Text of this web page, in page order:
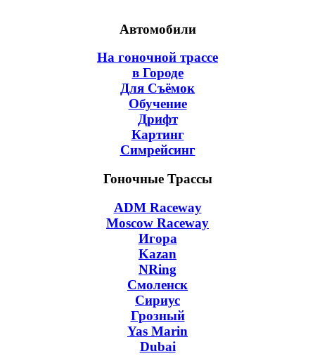
Автомобили
На гоночной трассе
в Городе
Для Съёмок
Обучение
Дрифт
Картинг
Симрейсинг
Гоночные Трассы
ADM Raceway
Moscow Raceway
Игора
Kazan
NRing
Смоленск
Сириус
Грозный
Yas Marin
Dubai